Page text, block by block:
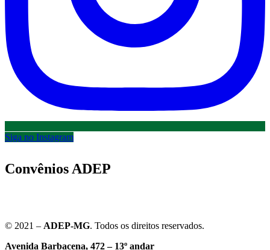
Siga no Instagram
Convênios ADEP
© 2021 – ADEP-MG. Todos os direitos reservados.
Avenida Barbacena, 472 – 13º andar